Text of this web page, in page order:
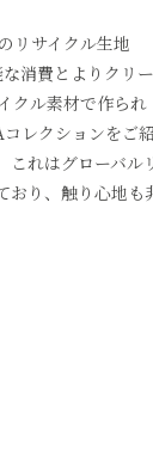
リサイクル生地
消費とよりクリー
クル素材で作られ
レクションをご紹
れはグローバル
おり、触り心地も